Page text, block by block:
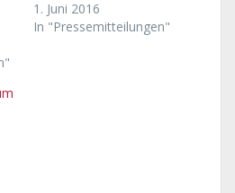
1. Juni 2016
In "Pressemitteilungen"